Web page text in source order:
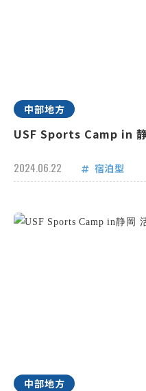
中部地方
USF Sports Camp in
2024.06.22 宿泊型
中部地方